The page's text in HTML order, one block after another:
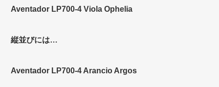
Aventador LP700-4 Viola Ophelia
縦並びには…
Aventador LP700-4 Arancio Argos